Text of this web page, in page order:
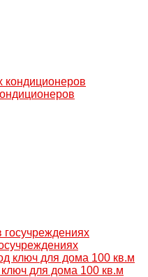
для дома 100 кв.м